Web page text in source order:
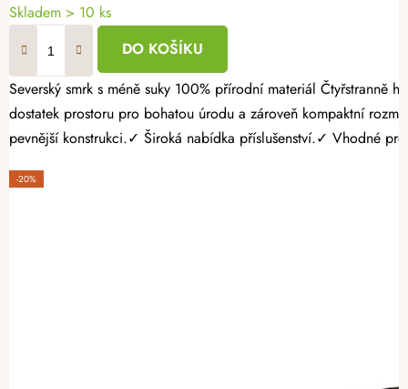
Skladem > 10 ks
DO KOŠÍKU
Severský smrk s méně suky 100% přírodní materiál Čtyřstranně hoblovaný masiv Pěstujte vlastní zeleninu, bylinky nebo jahody jednoduše a s radostí. Dřevěný vyvýšený záhon 120 × 60 × 60 cm nabízí
dostatek prostoru pro bohatou úrodu a zároveň kompaktní
pevnější konstrukci.✓ Široká nabídka příslušenství.✓ Vhodné
-20%